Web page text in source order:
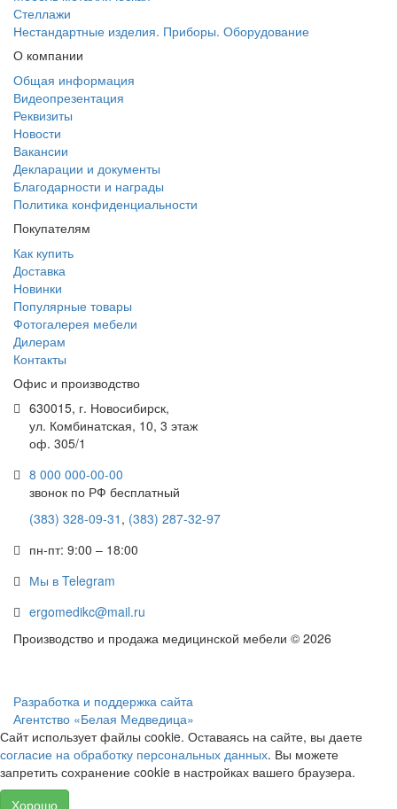
Стеллажи
Нестандартные изделия. Приборы. Оборудование
О компании
Общая информация
Видеопрезентация
Реквизиты
Новости
Вакансии
Декларации и документы
Благодарности и награды
Политика конфиденциальности
Покупателям
Как купить
Доставка
Новинки
Популярные товары
Фотогалерея мебели
Дилерам
Контакты
Офис и производство
630015, г. Новосибирск,
ул. Комбинатская, 10, 3 этаж
оф. 305/1
8 000 000-00-00
звонок по РФ бесплатный
(383) 328-09-31 , (383) 287-32-97
пн-пт: 9:00 – 18:00
Мы в Telegram
ergomedikc@mail.ru
Производство и продажа медицинской мебели © 2026
Разработка и поддержка сайта
Агентство «Белая Медведица»
Сайт использует файлы сookie. Оставаясь на сайте, вы даете
согласие на обработку персональных данных. Вы можете
запретить сохранение сookie в настройках вашего браузера.
Хорошо